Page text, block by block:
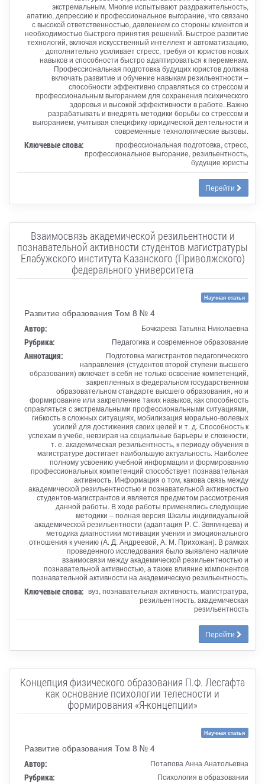
экстремальным. Многие испытывают раздражительность,
апатию, депрессию и профессиональное выгорание, что связано
с высокой ответственностью, давлением со стороны клиентов и
необходимостью быстрого принятия решений. Быстрое развитие
технологий, включая искусственный интеллект и автоматизацию,
дополнительно усиливает стресс, требуя от юристов новых
навыков и способности быстро адаптироваться к переменам.
Профессиональная подготовка будущих юристов должна
включать развитие и обучение навыкам резильентности –
способности эффективно справляться со стрессом и
профессиональным выгоранием для сохранения психического
здоровья и высокой эффективности в работе. Важно
разрабатывать и внедрять методики борьбы со стрессом и
выгоранием, учитывая специфику юридической деятельности и
современные технологические вызовы.
Ключевые слова:
профессиональная подготовка, стресс,
профессиональное выгорание, резильентность,
будущие юристы
Перейти
Взаимосвязь академической резильентности и
познавательной активности студентов магистратуры
Елабужского института Казанского (Приволжского)
федерального университета
Научная статья
Развитие образования Том 8 № 4
Автор: Бочкарева Татьяна Николаевна
Рубрика: Педагогика и современное образование
Аннотация:
Подготовка магистрантов педагогического
направления (студентов второй ступени высшего
образования) включает в себя не только освоение компетенций,
закрепленных в федеральном государственном
образовательном стандарте высшего образования, но и
формирование или закрепление таких навыков, как способность
справляться с экстремальными профессиональными ситуациями,
гибкость в сложных ситуациях, мобилизация морально-волевых
усилий для достижения своих целей и т. д. Способность к
успехам в учебе, невзирая на социальные барьеры и сложности,
т. е. академическая резильентность, к периоду обучения в
магистратуре достигает наибольшую актуальность. Наиболее
полному усвоению учебной информации и формированию
профессиональных компетенций способствует познавательная
активность. Информация о том, какова связь между
академической резильентностью и познавательной активностью
студентов-магистрантов и является предметом рассмотрения
данной работы. В ходе работы применялись следующие
методики – полная версия Шкалы индивидуальной
академической резильентности (адаптация Р. С. Звягинцева) и
методика диагностики мотивации учения и эмоционального
отношения к учению (А. Д. Андреевой, А. М. Прихожан). В рамках
проведенного исследования было выявлено наличие
взаимосвязи между академической резильентностью и
познавательной активностью, а также влияние компонентов
познавательной активности на академическую резильентность.
Ключевые слова: вуз, познавательная активность, магистратура,
резильентность, академическая
резильентность
Перейти
Концепция физического образования П.Ф. Лесгафта
как основание психологии телесности и
формирования «Я-концепции»
Научная статья
Развитие образования Том 8 № 4
Автор: Потапова Анна Анатольевна
Рубрика: Психология в образовании